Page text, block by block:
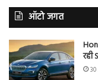
ऑटो जगत